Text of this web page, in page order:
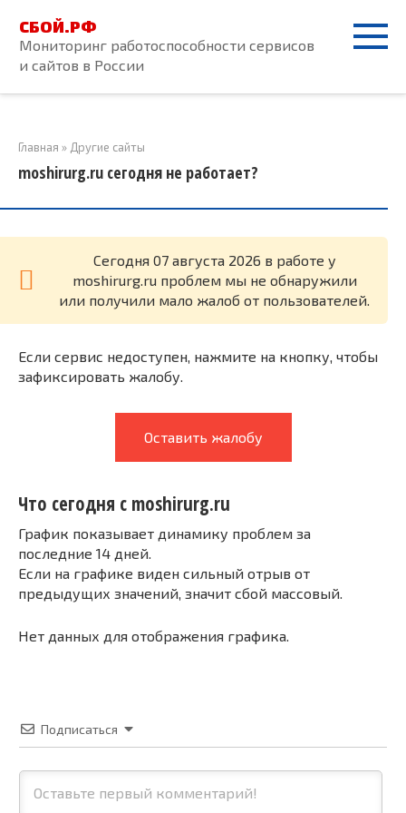
контенту
СБОЙ.РФ
Мониторинг работоспособности сервисов
и сайтов в России
Главная » Другие сайты
moshirurg.ru сегодня не работает?
Cегодня 07 августа 2026 в работе у
moshirurg.ru проблем мы не обнаружили
или получили мало жалоб от пользователей.
Если сервис недоступен, нажмите на кнопку, чтобы
зафиксировать жалобу.
Оставить жалобу
Что сегодня с moshirurg.ru
График показывает динамику проблем за
последние 14 дней.
Если на графике виден сильный отрыв от
предыдущих значений, значит сбой массовый.
Нет данных для отображения графика.
Подписаться